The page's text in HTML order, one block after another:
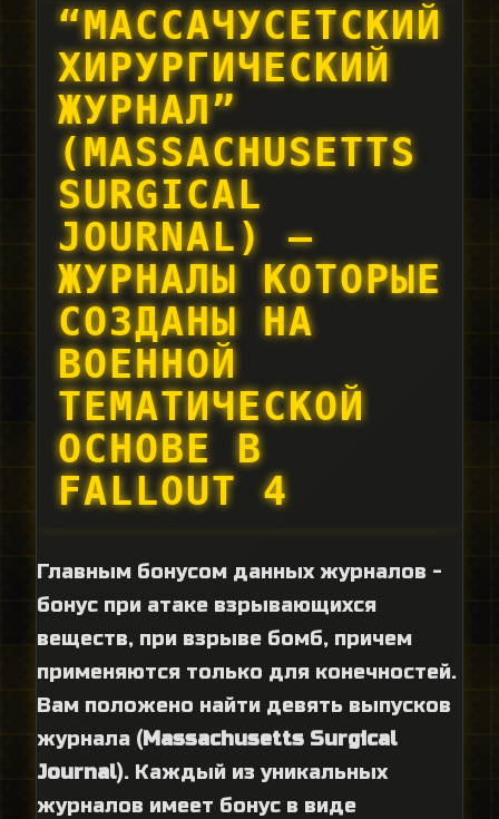
“МАССАЧУСЕТСКИЙ
ХИРУРГИЧЕСКИЙ
ЖУРНАЛ”
(MASSACHUSETTS
SURGICAL
JOURNAL) —
ЖУРНАЛЫ КОТОРЫЕ
СОЗДАНЫ НА
ВОЕННОЙ
ТЕМАТИЧЕСКОЙ
ОСНОВЕ В
FALLOUT 4
Главным бонусом данных журналов -
бонус при атаке взрывающихся
веществ, при взрыве бомб, причем
применяются только для конечностей.
Вам положено найти девять выпусков
журнала (Massachusetts Surgical
Journal). Каждый из уникальных
журналов имеет бонус в виде